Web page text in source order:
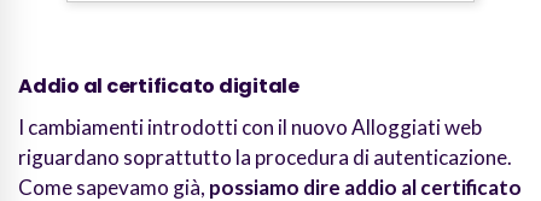
Addio al certificato digitale
I cambiamenti introdotti con il nuovo Alloggiati web
riguardano soprattutto la procedura di autenticazione.
Come sapevamo già, possiamo dire addio al certificato